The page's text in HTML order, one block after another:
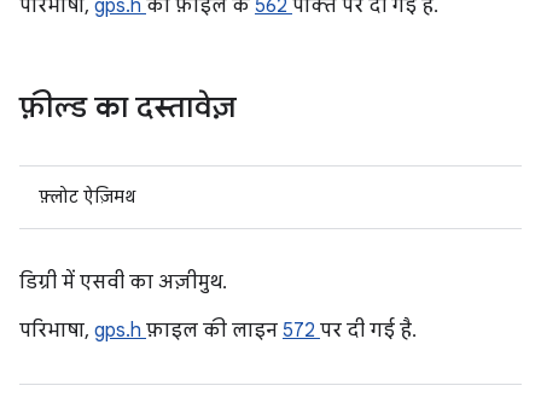
परिभाषा, gps.h की फ़ाइल के 562 पंक्ति पर दी गई है.
फ़ील्ड का दस्तावेज़
फ़्लोट ऐज़िमथ
डिग्री में एसवी का अज़ीमुथ.
परिभाषा, gps.h फ़ाइल की लाइन 572 पर दी गई है.